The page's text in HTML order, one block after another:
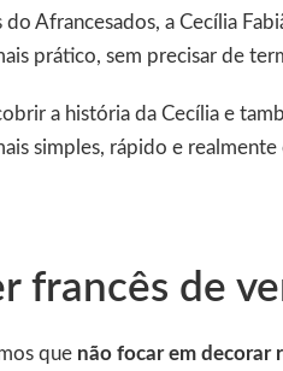
do Afrancesados, a Cecília
prático, sem precisar de
a história da Cecília e
simples, rápido e realmente
francês de
que não focar em decorar